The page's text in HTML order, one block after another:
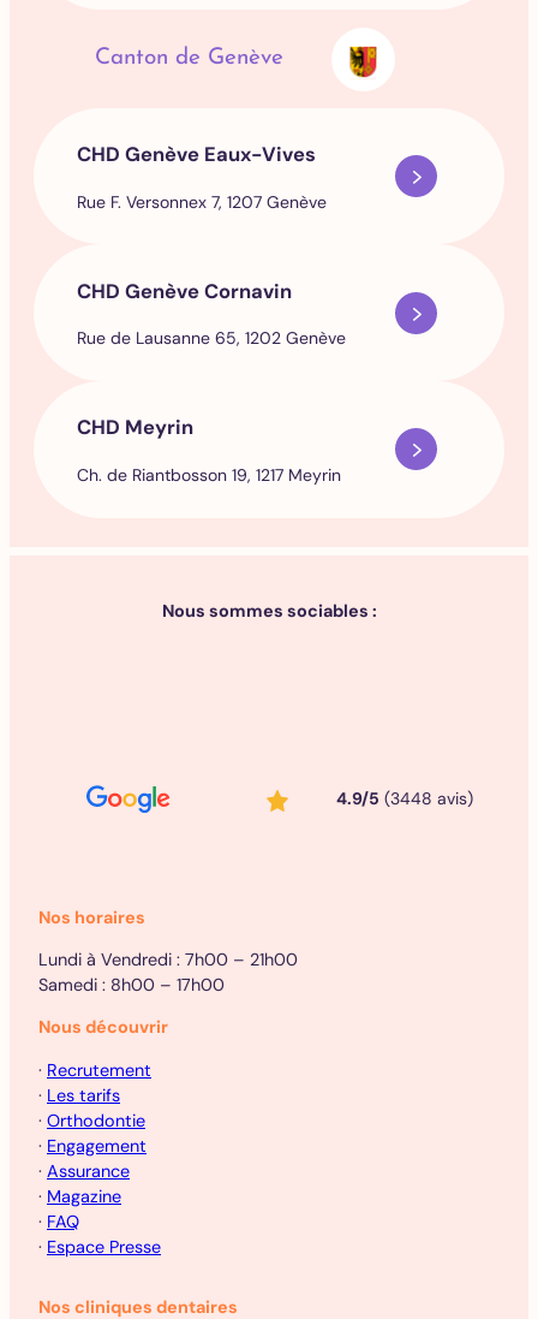
Canton de Genève
CHD Genève Eaux-Vives
Rue F. Versonnex 7, 1207 Genève
CHD Genève Cornavin
Rue de Lausanne 65, 1202 Genève
CHD Meyrin
Ch. de Riantbosson 19, 1217 Meyrin
Nous sommes sociables :
4.9/5 (3448 avis)
Nos horaires
Lundi à Vendredi : 7h00 – 21h00
Samedi : 8h00 – 17h00
Nous découvrir
· Recrutement
· Les tarifs
· Orthodontie
· Engagement
· Assurance
· Magazine
· FAQ
· Espace Presse
Nos cliniques dentaires